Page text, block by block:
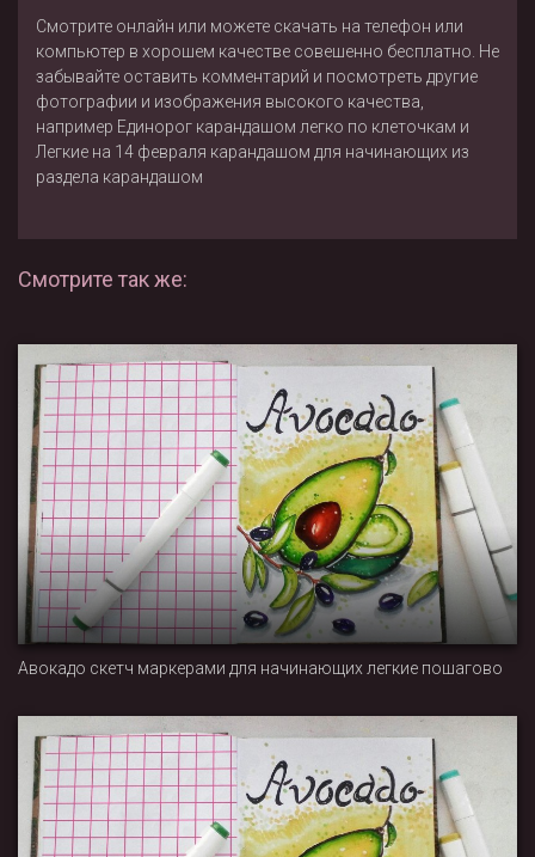
Смотрите онлайн или можете скачать на телефон или
компьютер в хорошем качестве совешенно бесплатно. Не
забывайте оставить комментарий и посмотреть другие
фотографии и изображения высокого качества,
например Единорог карандашом легко по клеточкам и
Легкие на 14 февраля карандашом для начинающих из
раздела карандашом
Смотрите так же:
Авокадо скетч маркерами для начинающих легкие пошагово